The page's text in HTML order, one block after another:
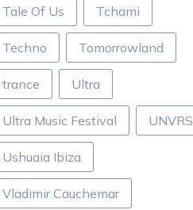
Tale Of Us Tchami
Techno Tomorrowland
trance Ultra
Ultra Music Festival UNVRS
Ushuaia Ibiza
Vladimir Cauchemar